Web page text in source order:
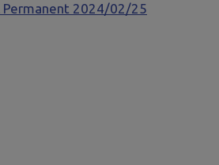
2024/02/25